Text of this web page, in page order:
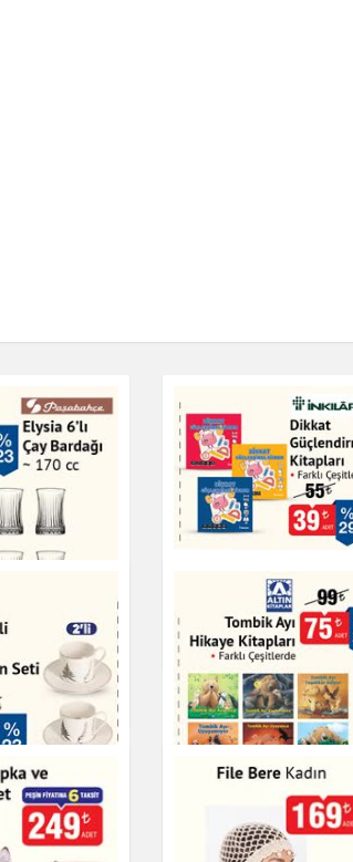
Bardağı -
Dikkat Güçlendirme
Kitap & Dergi
Porselen
Seti 180 cc
Tombik Ayı Hikaye
Kitapları